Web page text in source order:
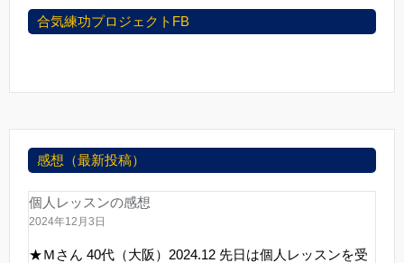
合気練功プロジェクトFB
感想（最新投稿）
個人レッスンの感想
2024年12月3日
★Ｍさん 40代（大阪）2024.12 先日は個人レッスンを受